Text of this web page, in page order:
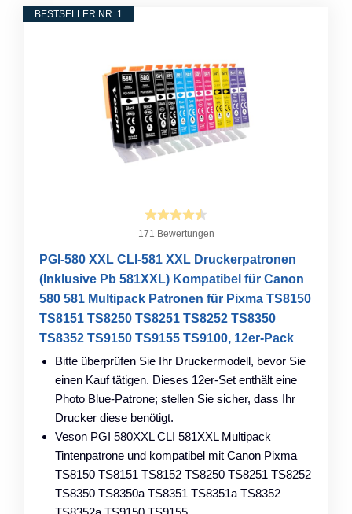
BESTSELLER NR. 1
171 Bewertungen
PGI-580 XXL CLI-581 XXL Druckerpatronen
(Inklusive Pb 581XXL) Kompatibel für Canon
580 581 Multipack Patronen für Pixma TS8150
TS8151 TS8250 TS8251 TS8252 TS8350
TS8352 TS9150 TS9155 TS9100, 12er-Pack
Bitte überprüfen Sie Ihr Druckermodell, bevor Sie
einen Kauf tätigen. Dieses 12er-Set enthält eine
Photo Blue-Patrone; stellen Sie sicher, dass Ihr
Drucker diese benötigt.
Veson PGI 580XXL CLI 581XXL Multipack
Tintenpatrone und kompatibel mit Canon Pixma
TS8150 TS8151 TS8152 TS8250 TS8251 TS8252
TS8350 TS8350a TS8351 TS8351a TS8352